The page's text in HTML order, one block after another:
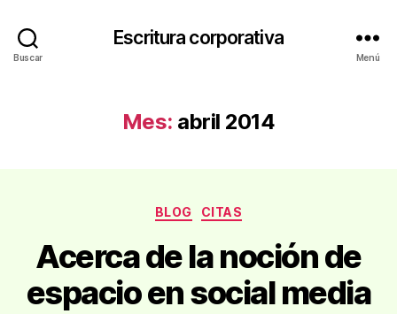
Buscar
Escritura corporativa
Menú
Mes: abril 2014
Categorías
BLOG CITAS
Acerca de la noción de
espacio en social media